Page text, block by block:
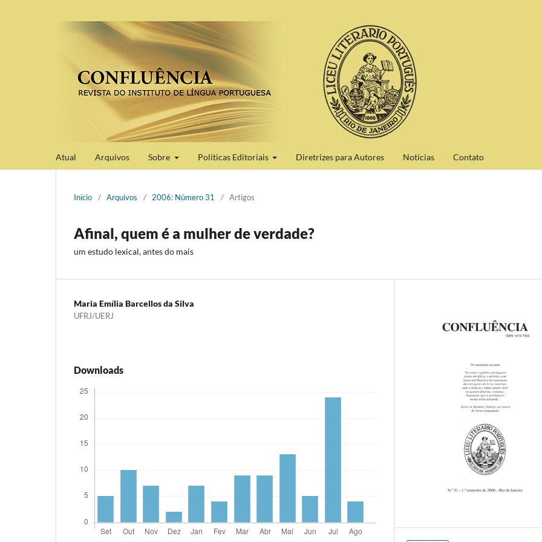
Atual Arquivos Sobre Políticas Editoriais Diretrizes para Autores Notícias Contato
Início / Arquivos / 2006: Número 31 / Artigos
Afinal, quem é a mulher de verdade?
um estudo lexical, antes do mais
Maria Emília Barcellos da Silva
UFRJ/UERJ
Downloads